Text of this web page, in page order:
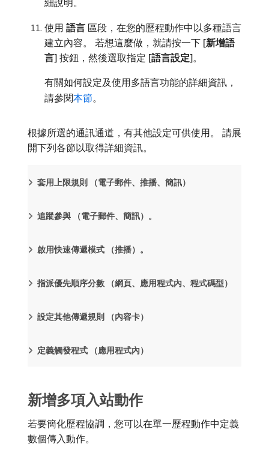
細說明。
使用​ 語言 ​區段，在您的歷程動作中以多種語言
建立內容。 若想這麼做，就請按一下 [新增語
言] 按鈕，然後選取指定 [語言設定]。
有關如何設定及使用多語言功能的詳細資訊，
請參閱本節。
根據所選的通訊通道，有其他設定可供使用。 請展
開下列各節以取得詳細資訊。
套用上限規則 （電子郵件、推播、簡訊）
追蹤參與 （電子郵件、簡訊）。
啟用快速傳遞模式 （推播）。
指派優先順序分數 （網頁、應用程式內、程式碼型）
設定其他傳遞規則 （內容卡）
定義觸發程式 （應用程式內）
新增多項入站動作
若要簡化歷程協調，您可以在單一歷程動作中定義
數個傳入動作。